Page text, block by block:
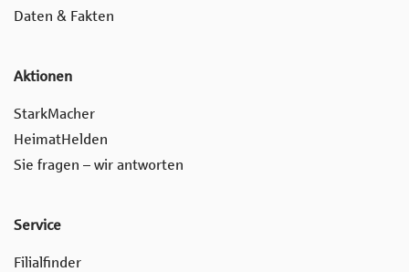
Daten & Fakten
Aktionen
StarkMacher
HeimatHelden
Sie fragen – wir antworten
Service
Filialfinder